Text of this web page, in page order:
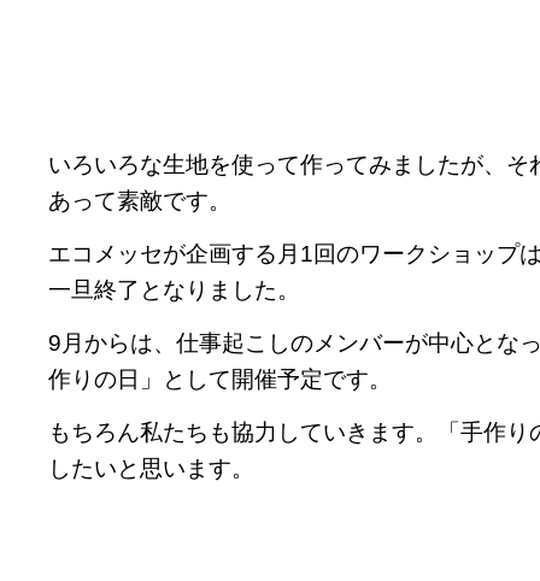
いろいろな生地を使って作ってみましたが、そ
あって素敵です。
エコメッセが企画する月1回のワークショップ
一旦終了となりました。
9月からは、仕事起こしのメンバーが中心とな
作りの日」として開催予定です。
もちろん私たちも協力していきます。「手作り
したいと思います。